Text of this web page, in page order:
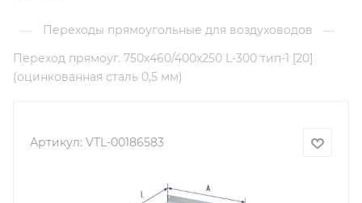
— Переходы прямоугольные для воздуховодов
—
Переход прямоуг. 750х460/400х250 L-300 тип-1 [20]
(оцинкованная сталь 0,5 мм)
Артикул: VTL-00186583